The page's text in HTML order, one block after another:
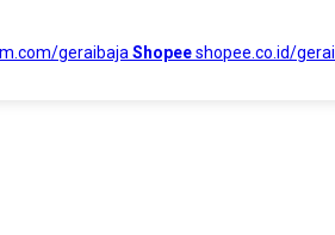
geraibaja Shopeeshopee.co.id/